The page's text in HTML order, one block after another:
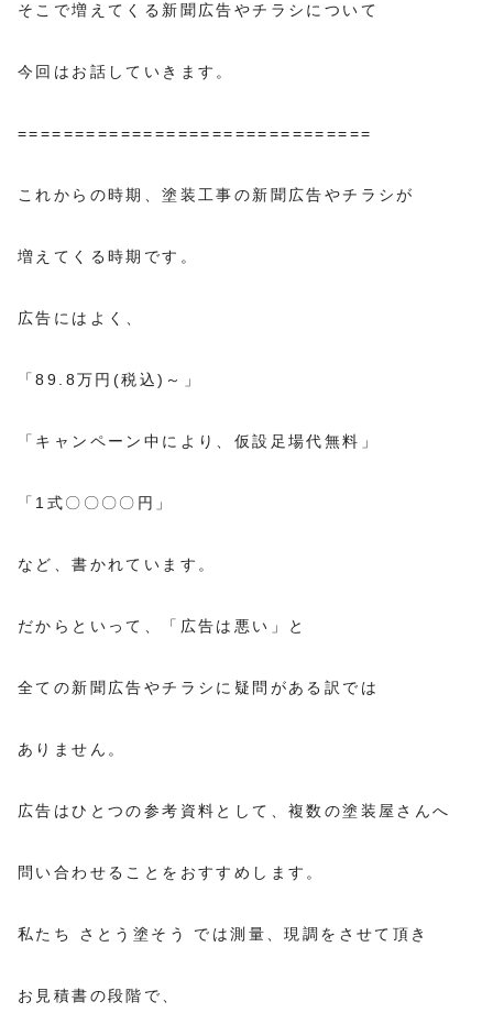
そこで増えてくる新聞広告やチラシについて
今回はお話していきます。
===============================
これからの時期、塗装工事の新聞広告やチラシが
増えてくる時期です。
広告にはよく、
「89.8万円(税込)～」
「キャンペーン中により、仮設足場代無料」
「1式〇〇〇〇円」
など、書かれています。
だからといって、「広告は悪い」と
全ての新聞広告やチラシに疑問がある訳では
ありません。
広告はひとつの参考資料として、複数の塗装屋さんへ
問い合わせることをおすすめします。
私たち さとう塗そう では測量、現調をさせて頂き
お見積書の段階で、